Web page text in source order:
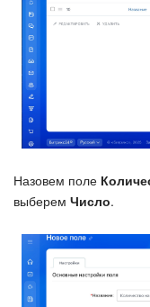
Назовем поле
выберем Число.